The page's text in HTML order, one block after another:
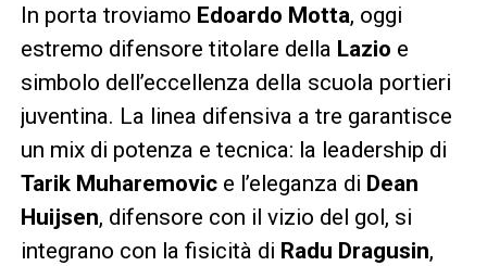
In porta troviamo Edoardo Motta, oggi
estremo difensore titolare della Lazio e
simbolo dell’eccellenza della scuola portieri
juventina. La linea difensiva a tre garantisce
un mix di potenza e tecnica: la leadership di
Tarik Muharemovice l’eleganza di Dean
Huijsen, difensore con il vizio del gol, si
integrano con la fisicità di Radu Dragusin,